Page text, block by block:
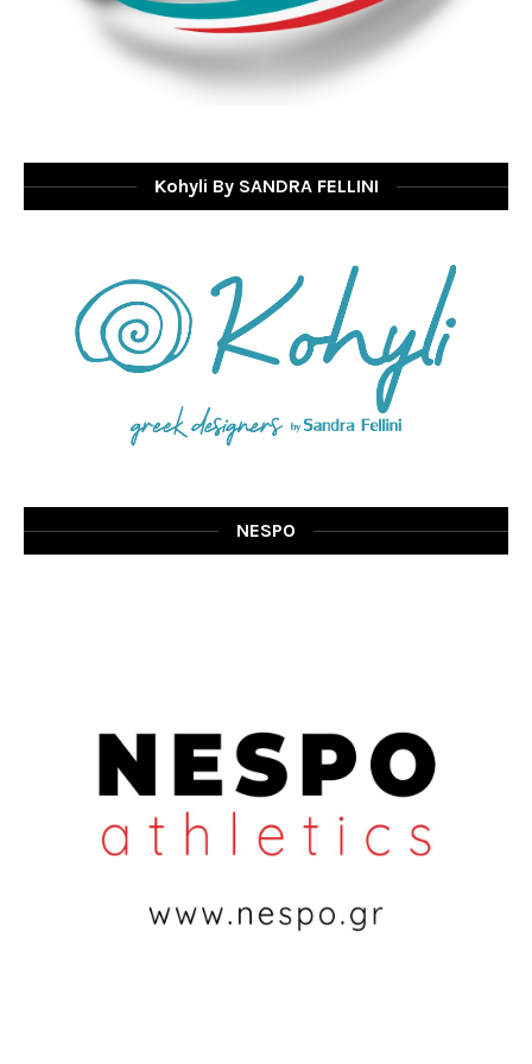
Kohyli By SANDRA FELLINI
NESPO